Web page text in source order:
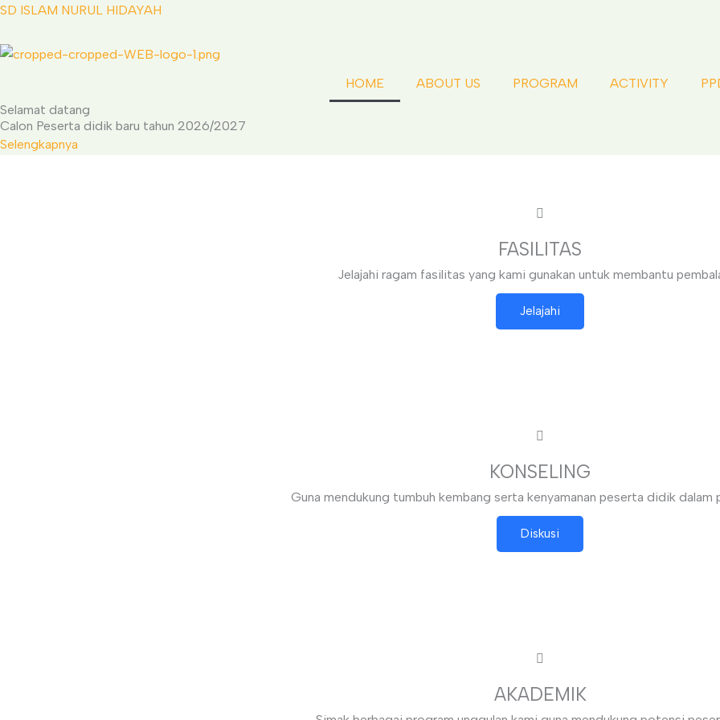
Skip
content
SD ISLAM NURUL HIDAYAH
HOME ABOUT US PROGRAM ACTIVITY
Selamat datang
Calon Peserta didik baru tahun 2026/2027
Selengkapnya
FASILITAS
Jelajahi ragam fasilitas yang kami gunakan untuk membantu
Jelajahi
KONSELING
Guna mendukung tumbuh kembang serta kenyamanan peserta didik dalam
Diskusi
AKADEMIK